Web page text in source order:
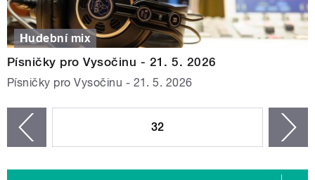
Hudební mix
Písničky pro Vysočinu - 21. 5. 2026
Písničky pro Vysočinu - 21. 5. 2026
32